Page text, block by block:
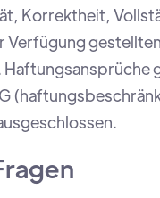
Korrektheit,
Verfügung gestellten